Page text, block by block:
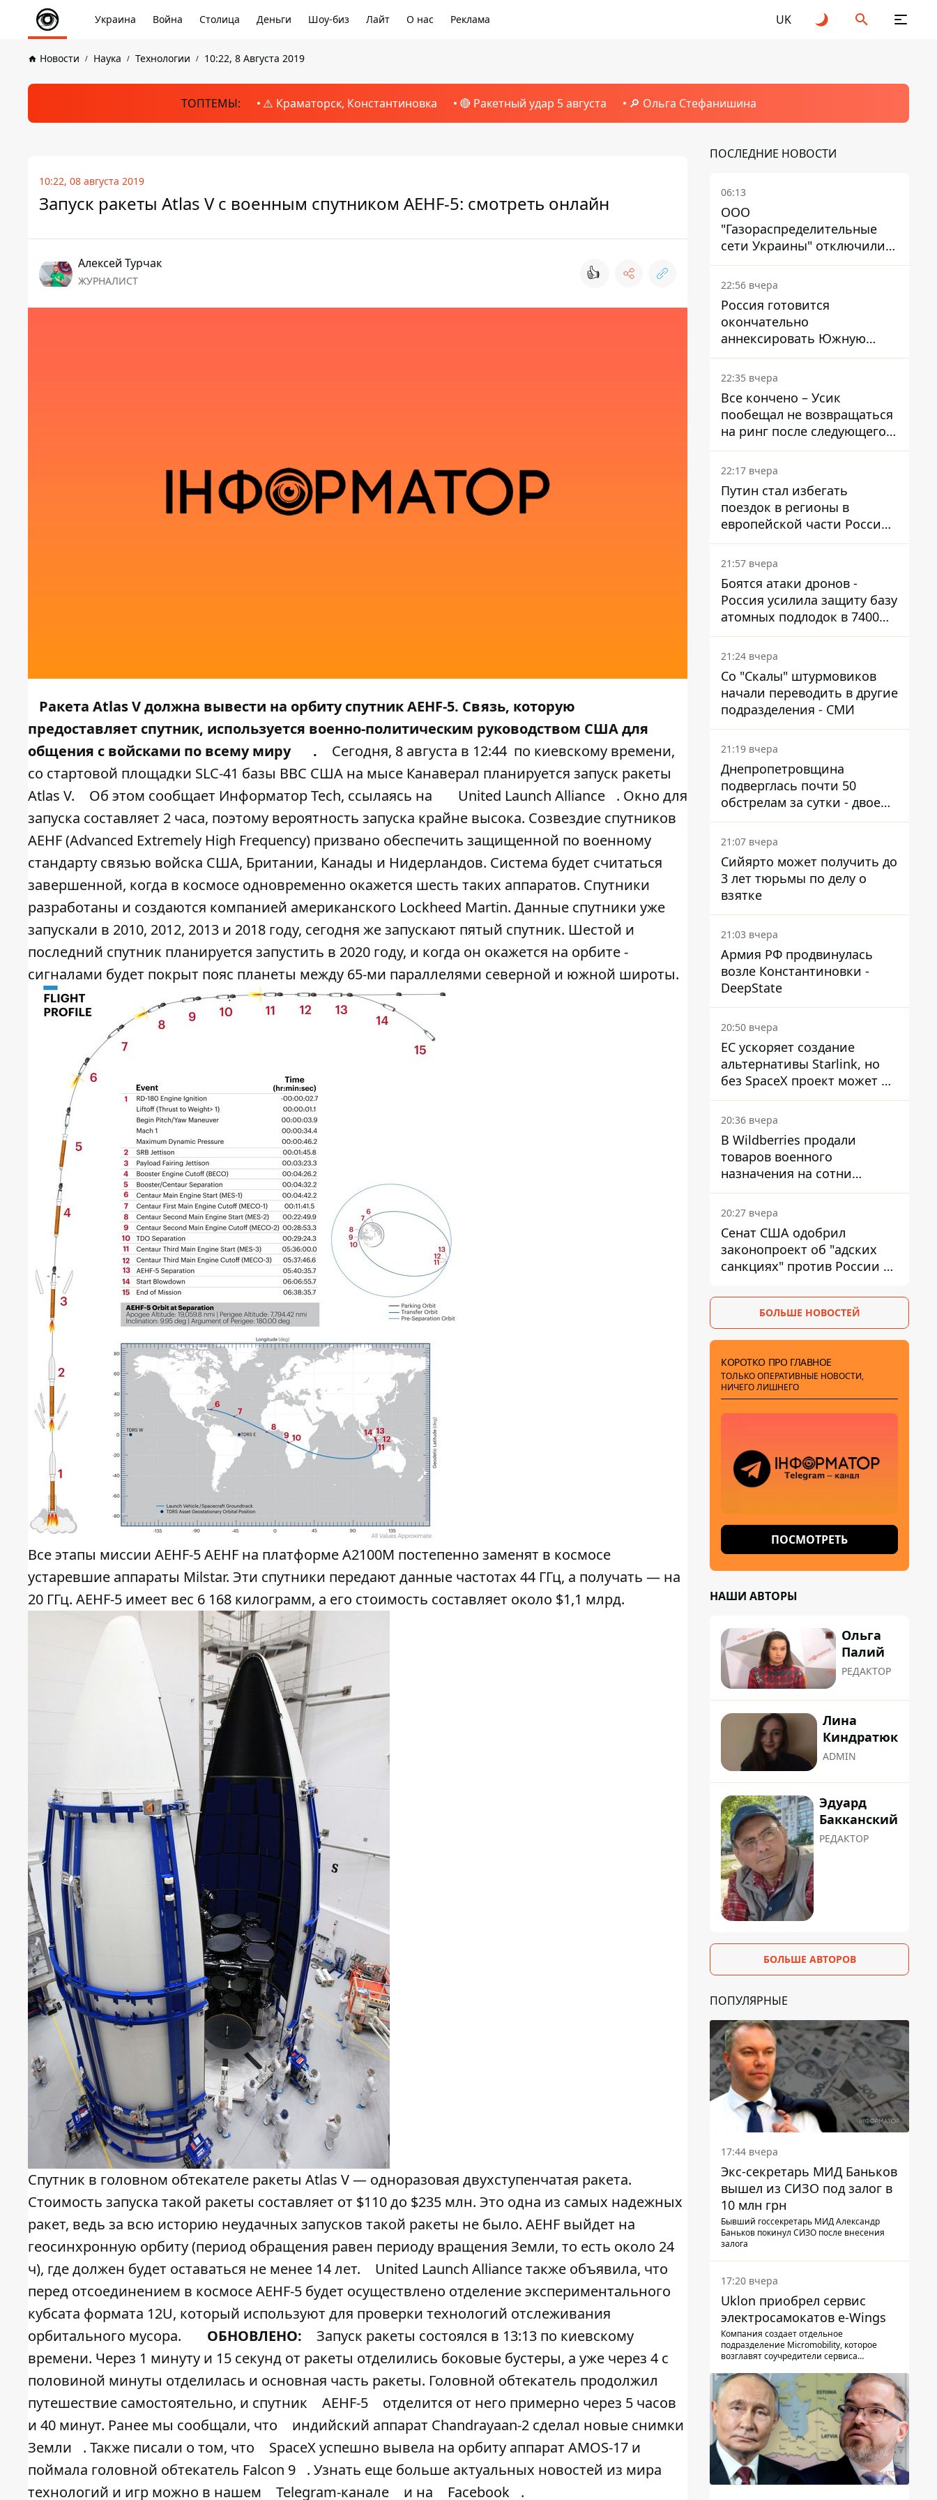
Украина Война Столица Деньги Шоу-биз Лайт О нас Реклама UK
Новости Наука Технологии 10:22, 8 Августа 2019
ТОПТЕМЫ: ⚠️ Краматорск, Константиновка 🔴 Ракетный удар 5 августа 🔎 Ольга Стефанишина
10:22, 08 августа 2019
Запуск ракеты Atlas V с военным спутником AEHF-5: смотреть онлайн
Алексей Турчак
ЖУРНАЛИСТ 👍
Ракета Atlas V должна вывести на орбиту спутник AEHF-5. Связь, которую
предоставляет спутник, используется военно-политическим руководством США для
общения с войсками по всему миру
.
Сегодня, 8 августа в 12:44 по киевскому времени,
со стартовой площадки SLC-41 базы ВВС США на мысе Канаверал планируется запуск ракеты
Atlas V.
Об этом сообщает Информатор Tech, ссылаясь на United Launch Alliance
. Окно для
запуска составляет 2 часа, поэтому вероятность запуска крайне высока. Созвездие спутников
AEHF (Advanced Extremely High Frequency) призвано обеспечить защищенной по военному
стандарту связью войска США, Британии, Канады и Нидерландов. Система будет считаться
завершенной, когда в космосе одновременно окажется шесть таких аппаратов. Спутники
разработаны и создаются компанией американского Lockheed Martin. Данные спутники уже
запускали в 2010, 2012, 2013 и 2018 году, сегодня же запускают пятый спутник. Шестой и
последний спутник планируется запустить в 2020 году, и когда он окажется на орбите -
сигналами будет покрыт пояс планеты между 65-ми параллелями северной и южной широты.
Все этапы миссии AEHF-5 AEHF на платформе A2100M постепенно заменят в космосе
устаревшие аппараты Milstar. Эти спутники передают данные частотах 44 ГГц, а получать — на
20 ГГц. AEHF-5 имеет вес 6 168 килограмм, а его стоимость составляет около $1,1 млрд.
Спутник в головном обтекателе ракеты Atlas V — одноразовая двухступенчатая ракета.
Стоимость запуска такой ракеты составляет от $110 до $235 млн. Это одна из самых надежных
ракет, ведь за всю историю неудачных запусков такой ракеты не было. AEHF выйдет на
геосинхронную орбиту (период обращения равен периоду вращения Земли, то есть около 24
ч), где должен будет оставаться не менее 14 лет.
United Launch Alliance также объявила, что
перед отсоединением в космосе AEHF-5 будет осуществлено отделение экспериментального
кубсата формата 12U, который используют для проверки технологий отслеживания
орбитального мусора.
ОБНОВЛЕНО:
Запуск ракеты состоялся в 13:13 по киевскому
времени. Через 1 минуту и 15 секунд от ракеты отделились боковые бустеры, а уже через 4 с
половиной минуты отделилась и основная часть ракеты. Головной обтекатель продолжил
путешествие самостоятельно, и спутник
AEHF-5
отделится от него примерно через 5 часов
и 40 минут. Ранее мы сообщали, что
индийский аппарат Chandrayaan-2 сделал новые снимки
Земли
. Также писали о том, что
SpaceX успешно вывела на орбиту аппарат AMOS-17 и
поймала головной обтекатель Falcon 9
. Узнать еще больше актуальных новостей из мира
технологий и игр можно в нашем
Telegram-канале и на Facebook .
ПОСЛЕДНИЕ НОВОСТИ
06:13
ООО
"Газораспределительные
сети Украины" отключили
львовянке газ - что решил
суд
22:56 вчера
Россия готовится
окончательно
аннексировать Южную
Осетию – страны НАТО
обеспокоены
22:35 вчера
Все кончено – Усик
пообещал не возвращаться
на ринг после следующего
боя
22:17 вчера
Путин стал избегать
поездок в регионы в
европейской части России,
куда регулярно долетают
дроны
21:57 вчера
Боятся атаки дронов -
Россия усилила защиту базу
атомных подлодок в 7400
км от Украины
21:24 вчера
Со "Скалы" штурмовиков
начали переводить в другие
подразделения - СМИ
21:19 вчера
Днепропетровщина
подверглась почти 50
обстрелам за сутки - двое
погибших, шесть
пострадавших
21:07 вчера
Сийярто может получить до
3 лет тюрьмы по делу о
взятке
21:03 вчера
Армия РФ продвинулась
возле Константиновки -
DeepState
20:50 вчера
ЕС ускоряет создание
альтернативы Starlink, но
без SpaceX проект может не
обойтись
20:36 вчера
В Wildberries продали
товаров военного
назначения на сотни
миллионов, но удары ВСУ
изменили ситуацию
20:27 вчера
Сенат США одобрил
законопроект об "адских
санкциях" против России и
БОЛЬШЕ НОВОСТЕЙ
КОРОТКО ПРО ГЛАВНОЕ
ТОЛЬКО ОПЕРАТИВНЫЕ НОВОСТИ,
НИЧЕГО ЛИШНЕГО
ПОСМОТРЕТЬ
НАШИ АВТОРЫ
Ольга
Палий
РЕДАКТОР
Лина
Киндратюк
ADMIN
Эдуард
Бакканский
РЕДАКТОР
БОЛЬШЕ АВТОРОВ
ПОПУЛЯРНЫЕ
17:44 вчера
Экс-секретарь МИД Баньков
вышел из СИЗО под залог в
10 млн грн
Бывший госсекретарь МИД Александр
Баньков покинул СИЗО после внесения
залога
17:20 вчера
Uklon приобрел сервис
электросамокатов e-Wings
Компания создает отдельное
подразделение Micromobility, которое
возглавят соучредители сервиса